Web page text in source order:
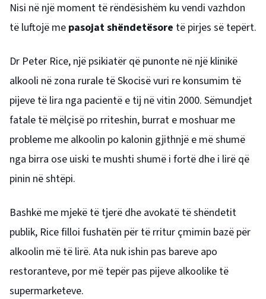
Nisi në një moment të rëndësishëm ku vendi vazhdon
të luftojë me pasojat shëndetësore të pirjes së tepërt.
Dr Peter Rice, një psikiatër që punonte në një klinikë
alkooli në zona rurale të Skocisë vuri re konsumim të
pijeve të lira nga pacientë e tij në vitin 2000. Sëmundjet
fatale të mëlçisë po rriteshin, burrat e moshuar me
probleme me alkoolin po kalonin gjithnjë e më shumë
nga birra ose uiski te mushti shumë i fortë dhe i lirë që
pinin në shtëpi.
Bashkë me mjekë të tjerë dhe avokatë të shëndetit
publik, Rice filloi fushatën për të rritur çmimin bazë për
alkoolin më të lirë. Ata nuk ishin pas bareve apo
restoranteve, por më tepër pas pijeve alkoolike të
supermarketeve.